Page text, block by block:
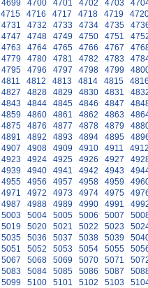
4699 4700 4701 4702 4703
4715 4716 4717 4718 4719
4731 4732 4733 4734 4735
4747 4748 4749 4750 4751
4763 4764 4765 4766 4767
4779 4780 4781 4782 4783
4795 4796 4797 4798 4799
4811 4812 4813 4814 4815
4827 4828 4829 4830 4831
4843 4844 4845 4846 4847
4859 4860 4861 4862 4863
4875 4876 4877 4878 4879
4891 4892 4893 4894 4895
4907 4908 4909 4910 4911
4923 4924 4925 4926 4927
4939 4940 4941 4942 4943
4955 4956 4957 4958 4959
4971 4972 4973 4974 4975
4987 4988 4989 4990 4991
5003 5004 5005 5006 5007
5019 5020 5021 5022 5023
5035 5036 5037 5038 5039
5051 5052 5053 5054 5055
5067 5068 5069 5070 5071
5083 5084 5085 5086 5087
5099 5100 5101 5102 5103